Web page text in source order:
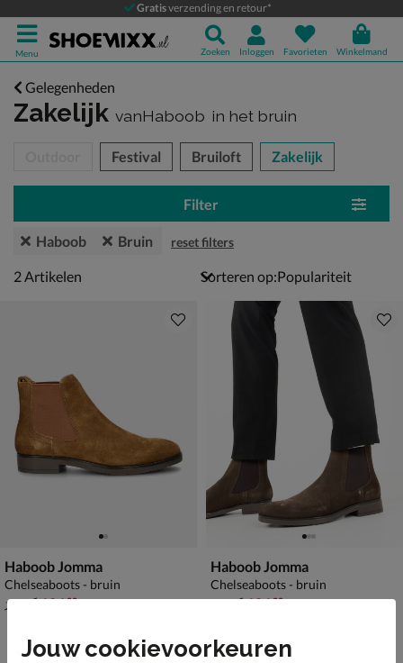
Gratisverzending en retour*
Menu Zoeken Inloggen Favorieten Winkelmand
Gelegenheden
Zakelijk vanHaboob in het bruin
Festival Bruiloft Zakelijk
Filter
Haboob Bruin reset filters
2 artikelen
2Artikelen Sorteren op:
Haboob Jomma
Chelseaboots - bruin
van € 149,99 voor € 104,99
149 104,99
Haboob Jomma
Chelseaboots - bruin
van € 149,99 voor € 104,99
104,99
Jouw cookievoorkeuren